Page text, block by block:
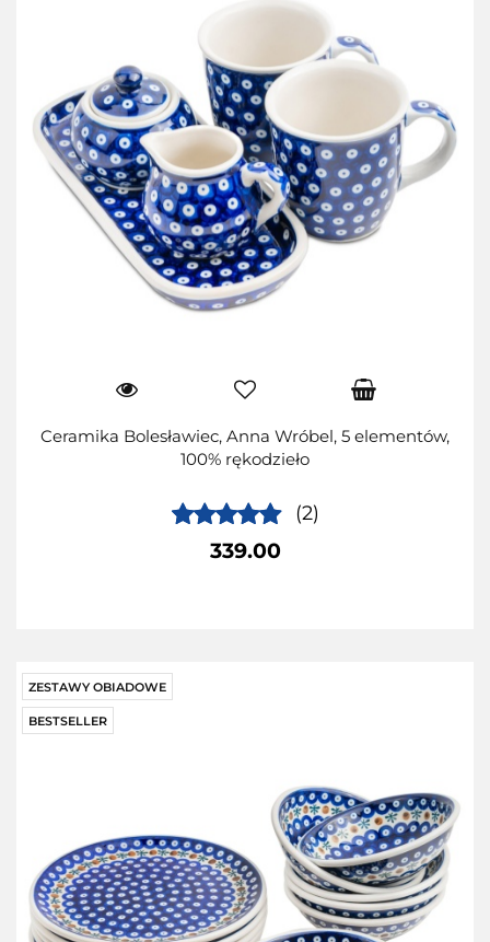
Ceramika Bolesławiec, Anna Wróbel, 5 elementów,
100% rękodzieło
(2)
339.00
ZESTAWY OBIADOWE
BESTSELLER